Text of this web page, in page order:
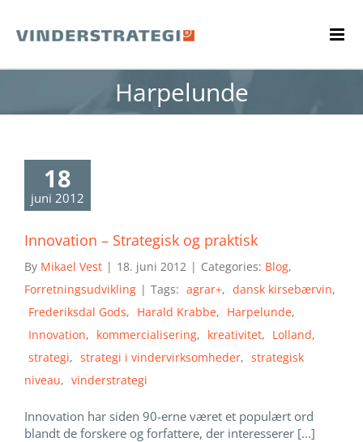
content
Harpelunde
18
juni 2012
Innovation – Strategisk og praktisk
By Mikael Vest | 18. juni 2012 | Categories: Blog,
Forretningsudvikling | Tags: agrar+, dansk kirsebærvin,
Frederiksdal Gods, Harald Krabbe, Harpelunde,
Innovation, kommercialisering, kreativitet, Lolland,
strategi, strategi i vindervirksomheder, strategisk
niveau, vinderstrategi
Innovation har siden 90-erne været et populært ord
blandt de forskere og forfattere, der interesserer [...]